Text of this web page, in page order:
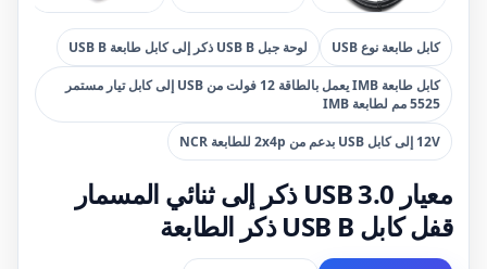
كابل طابعة نوع USB لوحة جبل USB B ذكر إلى كابل طابعة USB B
كابل طابعة IMB يعمل بالطاقة 12 فولت من USB إلى كابل تيار مستمر
5525 مم لطابعة IMB
12V إلى كابل USB بدعم من 2x4p للطابعة NCR
معيار USB 3.0 ذكر إلى ثنائي المسمار
قفل كابل USB B ذكر الطابعة